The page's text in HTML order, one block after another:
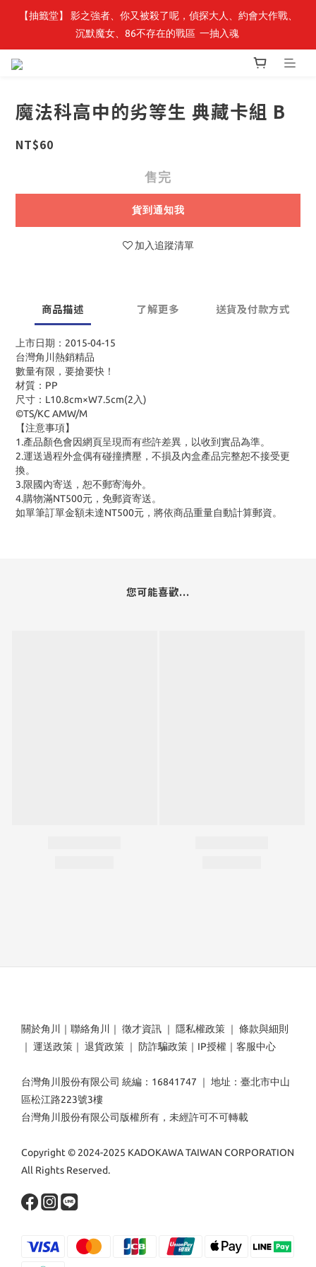
最新開賣🔥「全知讀者視角」 周邊商品
【抽籤堂】 影之強者、你又被殺了呢，偵探大人、約會大作戰、
沉默魔女、86不存在的戰區  一抽入魂
魔法科高中的劣等生 典藏卡組 B
NT$60
售完
貨到通知我
加入追蹤清單
商品描述 了解更多 送貨及付款方式
上市日期：2015-04-15
台灣角川熱銷精品
數量有限，要搶要快！
材質：PP
尺寸：L10.8cm×W7.5cm(2入)
©TS/KC AMW/M
【注意事項】
1.產品顏色會因網頁呈現而有些許差異，以收到實品為準。
2.運送過程外盒偶有碰撞擠壓，不損及內盒產品完整恕不接受更
換。
3.限國內寄送，恕不郵寄海外。
4.購物滿NT500元，免郵資寄送。
如單筆訂單金額未達NT500元，將依商品重量自動計算郵資。
您可能喜歡...
關於角川 ｜ 聯絡角川 ｜ 徵才資訊 ｜ 隱私權政策 ｜ 條款與細則
｜ 運送政策 ｜ 退貨政策 ｜ 防詐騙政策 ｜ IP授權 ｜ 客服中心
台灣角川股份有限公司 統編：16841747 ｜ 地址：臺北市中山
區松江路223號3樓
台灣角川股份有限公司版權所有，未經許可不可轉載
Copyright © 2024-2025 KADOKAWA TAIWAN CORPORATION
All Rights Reserved.